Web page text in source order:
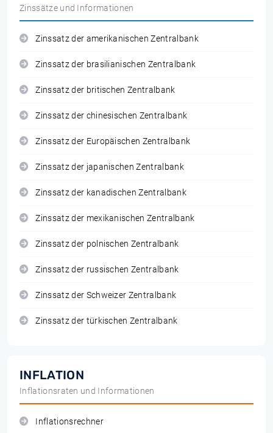
Zinssätze und Informationen
Zinssatz der amerikanischen Zentralbank
Zinssatz der brasilianischen Zentralbank
Zinssatz der britischen Zentralbank
Zinssatz der chinesischen Zentralbank
Zinssatz der Europäischen Zentralbank
Zinssatz der japanischen Zentralbank
Zinssatz der kanadischen Zentralbank
Zinssatz der mexikanischen Zentralbank
Zinssatz der polnischen Zentralbank
Zinssatz der russischen Zentralbank
Zinssatz der Schweizer Zentralbank
Zinssatz der türkischen Zentralbank
INFLATION
Inflationsraten und Informationen
Inflationsrechner